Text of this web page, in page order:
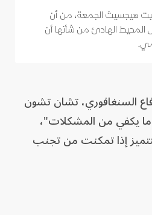
بيت هيجسيث الجمعة، من أن
الهادئ من شأنها أن
السنغافوري، تشان تشون
ما يكفي من المشكلات"،
إذا تمكنت من تجنب